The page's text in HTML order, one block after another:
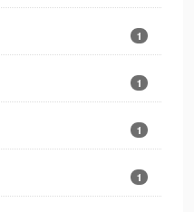
1
1
1
1